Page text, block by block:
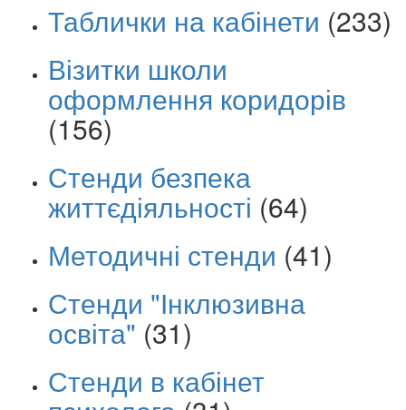
Таблички на кабінети (233)
Візитки школи
оформлення коридорів
(156)
Стенди безпека
життєдіяльності (64)
Методичні стенди (41)
Стенди "Інклюзивна
освіта" (31)
Стенди в кабінет